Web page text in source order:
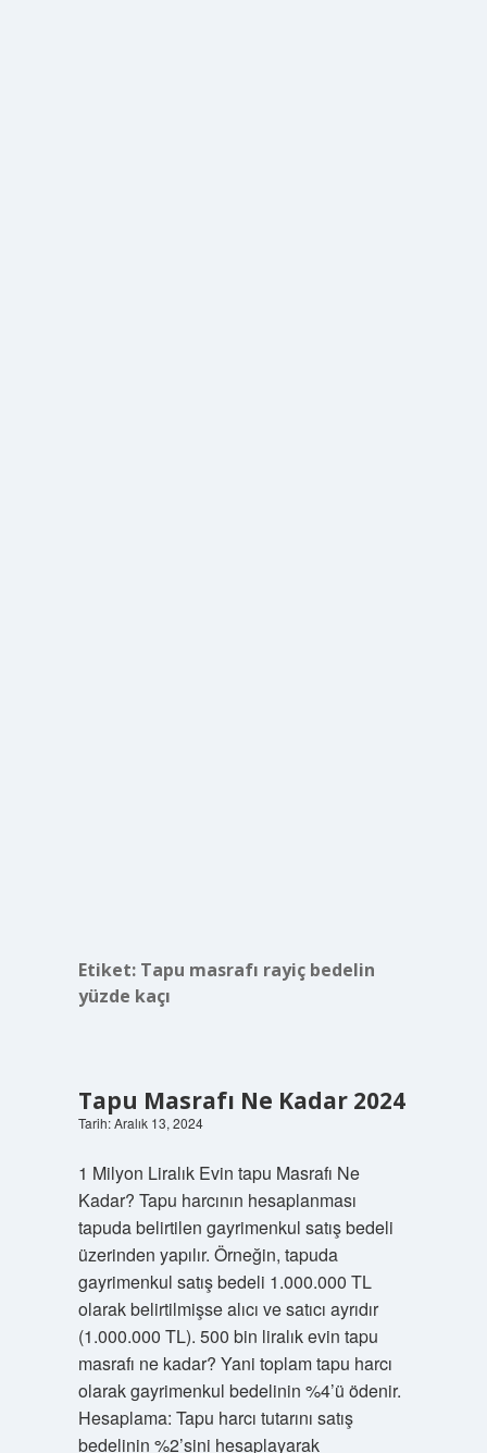
Etiket: Tapu masrafı rayiç bedelin
yüzde kaçı
Tapu Masrafı Ne Kadar 2024
Tarih: Aralık 13, 2024
1 Milyon Liralık Evin tapu Masrafı Ne
Kadar? Tapu harcının hesaplanması
tapuda belirtilen gayrimenkul satış bedeli
üzerinden yapılır. Örneğin, tapuda
gayrimenkul satış bedeli 1.000.000 TL
olarak belirtilmişse alıcı ve satıcı ayrıdır
(1.000.000 TL). 500 bin liralık evin tapu
masrafı ne kadar? Yani toplam tapu harcı
olarak gayrimenkul bedelinin %4’ü ödenir.
Hesaplama: Tapu harcı tutarını satış
bedelinin %2’sini hesaplayarak